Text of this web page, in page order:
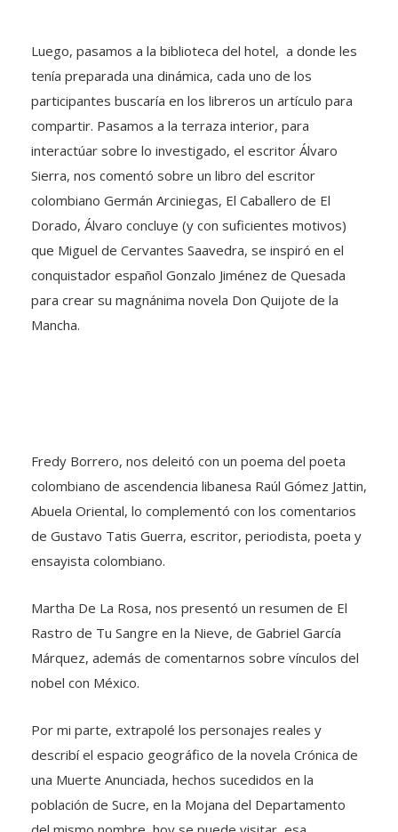
Luego, pasamos a la biblioteca del hotel, a donde les
tenía preparada una dinámica, cada uno de los
participantes buscaría en los libreros un artículo para
compartir. Pasamos a la terraza interior, para
interactúar sobre lo investigado, el escritor Álvaro
Sierra, nos comentó sobre un libro del escritor
colombiano Germán Arciniegas, El Caballero de El
Dorado, Álvaro concluye (y con suficientes motivos)
que Miguel de Cervantes Saavedra, se inspiró en el
conquistador español Gonzalo Jiménez de Quesada
para crear su magnánima novela Don Quijote de la
Mancha.
Fredy Borrero, nos deleitó con un poema del poeta
colombiano de ascendencia libanesa Raúl Gómez Jattin,
Abuela Oriental, lo complementó con los comentarios
de Gustavo Tatis Guerra, escritor, periodista, poeta y
ensayista colombiano.
Martha De La Rosa, nos presentó un resumen de El
Rastro de Tu Sangre en la Nieve, de Gabriel García
Márquez, además de comentarnos sobre vínculos del
nobel con México.
Por mi parte, extrapolé los personajes reales y
describí el espacio geográfico de la novela Crónica de
una Muerte Anunciada, hechos sucedidos en la
población de Sucre, en la Mojana del Departamento